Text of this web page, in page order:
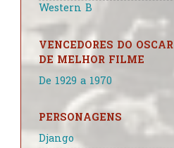
Western B
VENCEDORES DO OSCAR
DE MELHOR FILME
De 1929 a 1970
PERSONAGENS
Django